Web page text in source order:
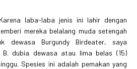
laba-laba jenis ini lahir dengan
mereka belalang muda setengah
dewasa Burgundy Birdeater, saya
B. dubia dewasa atau lima belas (15)
Spesies ini adalah pemakan yang